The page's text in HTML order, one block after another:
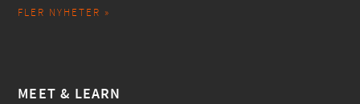
FLER NYHETER »
MEET & LEARN